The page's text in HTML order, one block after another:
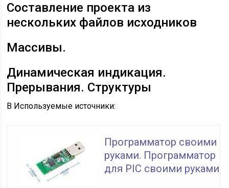
Составление проекта из
нескольких файлов исходников
Массивы.
Динамическая индикация.
Прерывания. Структуры
В Используемые источники:
Программатор своими
руками. Программатор
для PIC своими руками